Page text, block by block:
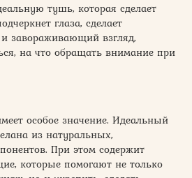
тушь, которая сделает
глаза, сделает
завораживающий взгляд,
на что обращать внимание при
особое значение. Идеальный
из натуральных,
При этом содержит
которые помогают не только